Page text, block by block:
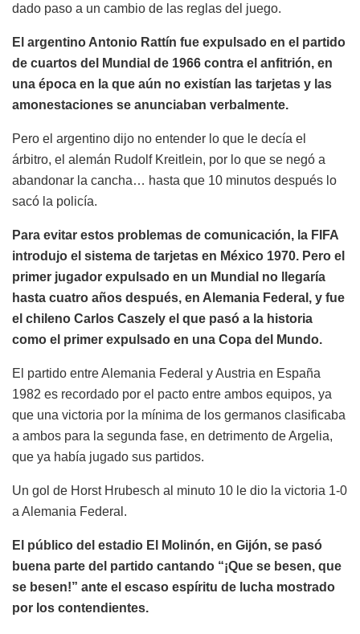
dado paso a un cambio de las reglas del juego.
El argentino Antonio Rattín fue expulsado en el partido
de cuartos del Mundial de 1966 contra el anfitrión, en
una época en la que aún no existían las tarjetas y las
amonestaciones se anunciaban verbalmente.
Pero el argentino dijo no entender lo que le decía el
árbitro, el alemán Rudolf Kreitlein, por lo que se negó a
abandonar la cancha… hasta que 10 minutos después lo
sacó la policía.
Para evitar estos problemas de comunicación, la FIFA
introdujo el sistema de tarjetas en México 1970. Pero el
primer jugador expulsado en un Mundial no llegaría
hasta cuatro años después, en Alemania Federal, y fue
el chileno Carlos Caszely el que pasó a la historia
como el primer expulsado en una Copa del Mundo.
El partido entre Alemania Federal y Austria en España
1982 es recordado por el pacto entre ambos equipos, ya
que una victoria por la mínima de los germanos clasificaba
a ambos para la segunda fase, en detrimento de Argelia,
que ya había jugado sus partidos.
Un gol de Horst Hrubesch al minuto 10 le dio la victoria 1-0
a Alemania Federal.
El público del estadio El Molinón, en Gijón, se pasó
buena parte del partido cantando “¡Que se besen, que
se besen!” ante el escaso espíritu de lucha mostrado
por los contendientes.